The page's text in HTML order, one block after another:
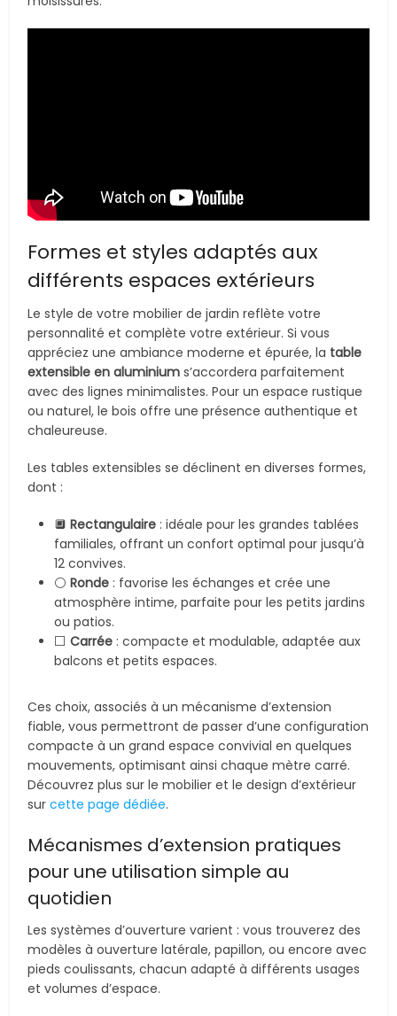
Formes et styles adaptés aux
différents espaces extérieurs
Le style de votre mobilier de jardin reflète votre
personnalité et complète votre extérieur. Si vous
appréciez une ambiance moderne et épurée, la table
extensible en aluminium s’accordera parfaitement
avec des lignes minimalistes. Pour un espace rustique
ou naturel, le bois offre une présence authentique et
chaleureuse.
Les tables extensibles se déclinent en diverses formes,
dont :
🔲Rectangulaire : idéale pour les grandes tablées
familiales, offrant un confort optimal pour jusqu’à
12 convives.
⚪Ronde : favorise les échanges et crée une
atmosphère intime, parfaite pour les petits jardins
ou patios.
⬜Carrée : compacte et modulable, adaptée aux
balcons et petits espaces.
Ces choix, associés à un mécanisme d’extension
fiable, vous permettront de passer d’une configuration
compacte à un grand espace convivial en quelques
mouvements, optimisant ainsi chaque mètre carré.
Découvrez plus sur le mobilier et le design d’extérieur
surcette page dédiée.
Mécanismes d’extension pratiques
pour une utilisation simple au
quotidien
Les systèmes d’ouverture varient : vous trouverez des
modèles à ouverture latérale, papillon, ou encore avec
pieds coulissants, chacun adapté à différents usages
et volumes d’espace.